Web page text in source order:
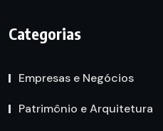
Categorias
Empresas e Negócios
Patrimônio e Arquitetura